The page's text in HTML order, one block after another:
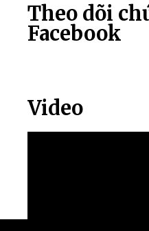
Theo dõi
Facebook
Video